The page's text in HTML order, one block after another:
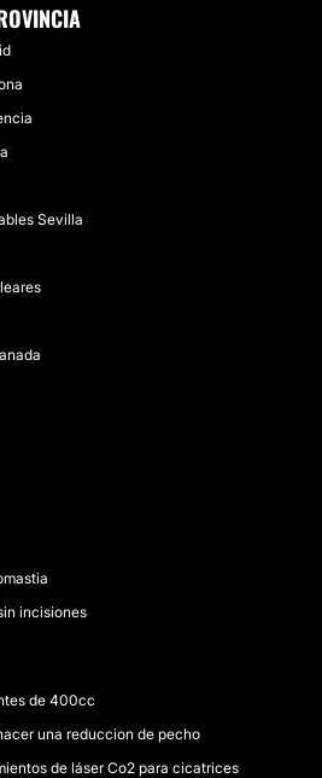
Sevilla
incisiones
de 400cc
una reduccion de pecho
de láser Co2 para cicatrices